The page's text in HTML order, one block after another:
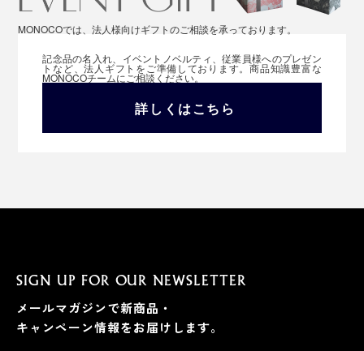
MONOCOでは、法人様向けギフトのご相談を承っております。
記念品の名入れ、イベントノベルティ、従業員様へのプレゼン
トなど、法人ギフトをご準備しております。商品知識豊富な
MONOCOチームにご相談ください。
詳しくはこちら
SIGN UP FOR OUR NEWSLETTER
メールマガジンで新商品・
キャンペーン情報をお届けします。